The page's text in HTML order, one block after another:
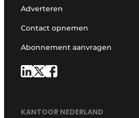
Adverteren
Contact opnemen
Abonnement aanvragen
KANTOOR NEDERLAND